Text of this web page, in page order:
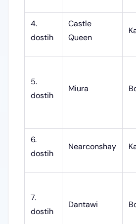
4.
dostih
Castle
Queen
5.
dostih
Miura
6.
dostih
Nearconshay
7.
dostih
Dantawi